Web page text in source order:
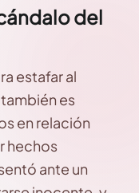
del
estafar al
es
en relación
hechos
ante un